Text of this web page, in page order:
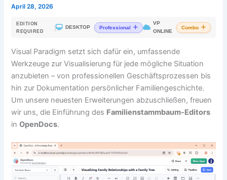
April 28, 2026
EDITION
REQUIRED
DESKTOP Professional
VP
ONLINE
Combo
Visual Paradigm setzt sich dafür ein, umfassende
Werkzeuge zur Visualisierung für jede mögliche Situation
anzubieten – von professionellen Geschäftsprozessen bis
hin zur Dokumentation persönlicher Familiengeschichte.
Um unsere neuesten Erweiterungen abzuschließen, freuen
wir uns, die Einführung des Familienstammbaum-Editors
inOpenDocs.